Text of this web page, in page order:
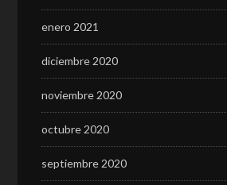
enero 2021
diciembre 2020
noviembre 2020
octubre 2020
septiembre 2020